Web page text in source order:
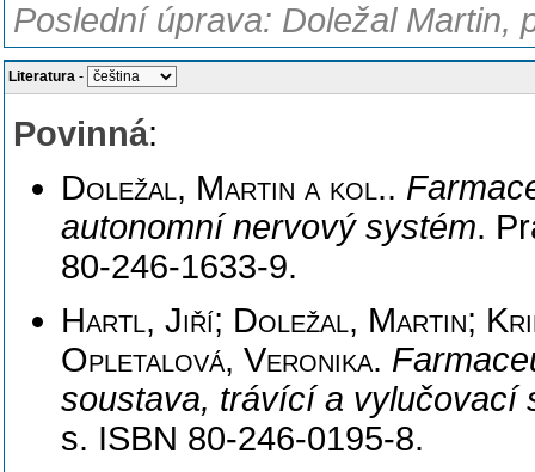
Poslední úprava: Doležal Martin,
Literatura -
Povinná:
Doležal, Martin a kol..
autonomní nervový systém.
80-246-1633-9.
Hartl, Jiří; Doležal, Martin;
Opletalová, Veronika.
soustava, trávící a vylučovací
s. ISBN 80-246-0195-8.